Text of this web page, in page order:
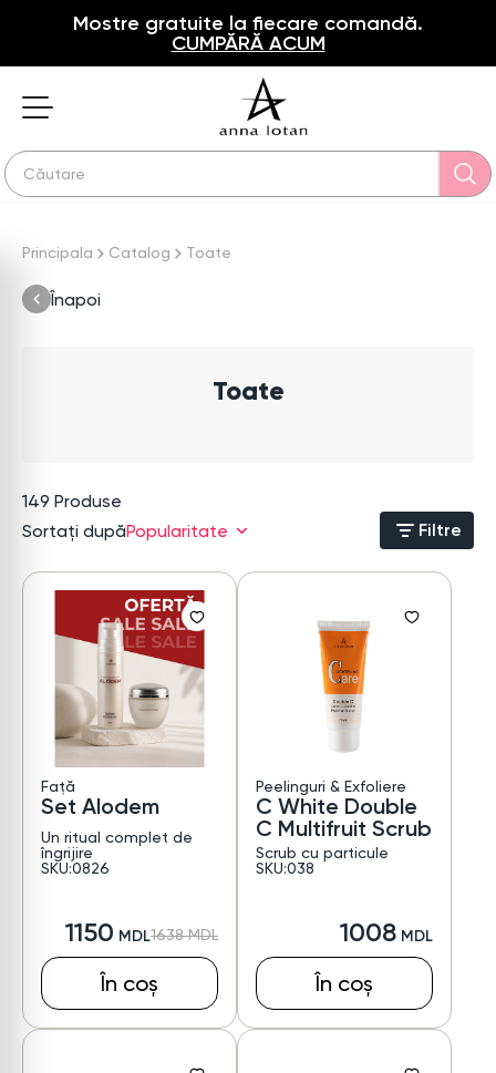
Mostre gratuite la fiecare comandă.
CUMPĂRĂ ACUM
Principala Catalog Toate
Înapoi
Toate
149 Produse
Sortați dupăPopularitate Filtre
Față
Set Alodem
Un ritual complet de
îngrijire
SKU:0826
1638
1150
În coș
Peelinguri & Exfoliere
C White Double
C Multifruit Scrub
Scrub cu particule
SKU:038
1008
În coș